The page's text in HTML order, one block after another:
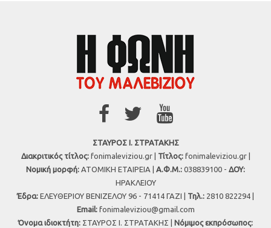
ΣΤΑΥΡΟΣ Ι. ΣΤΡΑΤΑΚΗΣ
Διακριτικός τίτλος:fonimaleviziou.gr | Τίτλος:fonimaleviziou.gr |
Νομική μορφή: ΑΤΟΜΙΚΗ ΕΤΑΙΡΕΙΑ | Α.Φ.Μ.: 038839100 - ΔΟΥ:
ΗΡΑΚΛΕΙΟΥ
Έδρα: ΕΛΕΥΘΕΡΙΟΥ ΒΕΝΙΖΕΛΟΥ 96 - 71414 ΓΑΖΙ | Τηλ.: 2810 822294 |
Εmail: fonimaleviziou@gmail.com
Όνομα ιδιοκτήτη: ΣΤΑΥΡΟΣ Ι. ΣΤΡΑΤΑΚΗΣ | Νόμιμος εκπρόσωπος: